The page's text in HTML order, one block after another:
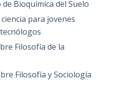
Bioquímica del Suelo
para jovenes
Filosofía de la
Filosofía y Sociología